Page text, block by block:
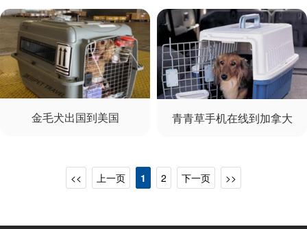
金毛犬出国到美国 青青草手机在线到加拿大
<< 上一页 1 2 下一页 >>